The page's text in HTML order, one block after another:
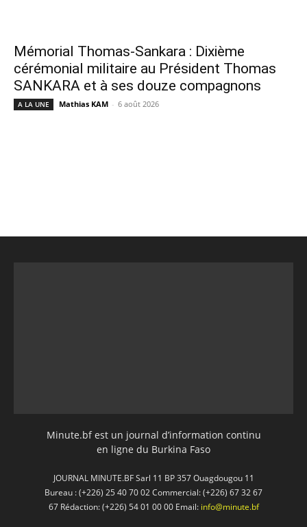
Mémorial Thomas-Sankara : Dixième
cérémonial militaire au Président Thomas
SANKARA et à ses douze compagnons
A LA UNE Mathias KAM - 6 août 2026
Minute.bf est un journal d’information continu
en ligne du Burkina Faso
JOURNAL MINUTE.BF Sarl 11 BP 357 Ouagdougou 11
Bureau : (+226) 25 40 70 02 Commercial: (+226) 67 32 67
67 Rédaction: (+226) 54 01 00 00 Email: info@minute.bf